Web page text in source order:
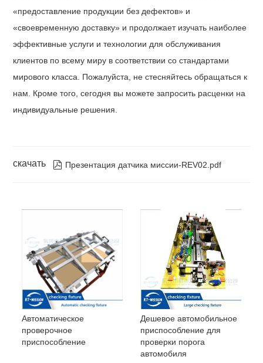
«предоставление продукции без дефектов» и
«своевременную доставку» и продолжает изучать наиболее
эффективные услуги и технологии для обслуживания
клиентов по всему миру в соответствии со стандартами
мирового класса. Пожалуйста, не стесняйтесь обращаться к
нам. Кроме того, сегодня вы можете запросить расценки на
индивидуальные решения.
скачать  Презентация датчика миссии-REV02.pdf
Автоматическое
проверочное
приспособление
Дешевое автомобильное
приспособление для
проверки порога
автомобиля